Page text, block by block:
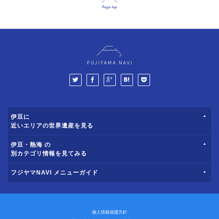
伊豆に
近いエリアの世界遺産を見る
伊豆・熱海 の
別カテゴリ情報を見てみる
フジヤマNAVI メニューガイド
個人情報保護方針